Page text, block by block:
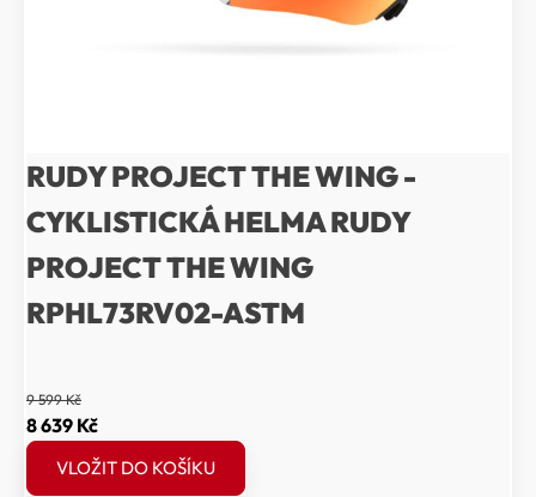
RUDY PROJECT THE WING -
CYKLISTICKÁ HELMA RUDY
PROJECT THE WING
RPHL73RV02-ASTM
9 599Kč
Původní
cena
byla:
8 639 KčAktuální
cena
VLOŽIT DO KOŠÍKU